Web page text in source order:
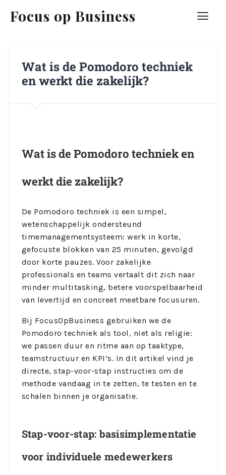
Focus op Business
Wat is de Pomodoro techniek
en werkt die zakelijk?
Wat is de Pomodoro techniek en
werkt die zakelijk?
De Pomodoro techniek is een simpel,
wetenschappelijk ondersteund
timemanagementsysteem: werk in korte,
gefocuste blokken van 25 minuten, gevolgd
door korte pauzes. Voor zakelijke
professionals en teams vertaalt dit zich naar
minder multitasking, betere voorspelbaarheid
van levertijd en concreet meetbare focusuren.
Bij FocusOpBusiness gebruiken we de
Pomodoro techniek als tool, niet als religie:
we passen duur en ritme aan op taaktype,
teamstructuur en KPI’s. In dit artikel vind je
directe, stap-voor-stap instructies om de
methode vandaag in te zetten, te testen en te
schalen binnen je organisatie.
Stap-voor-stap: basisimplementatie
voor individuele medewerkers